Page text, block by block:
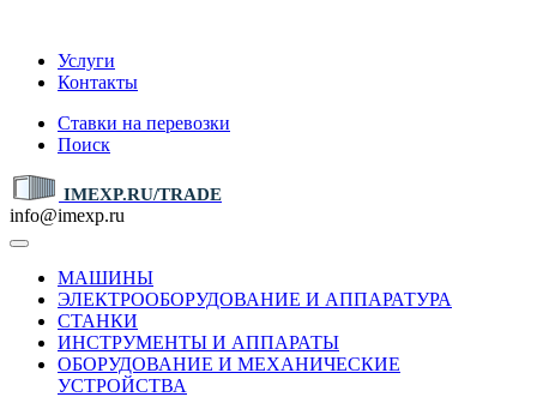
Услуги
Контакты
Ставки на перевозки
Поиск
IMEXP.RU/TRADE
info@imexp.ru
МАШИНЫ
ЭЛЕКТРООБОРУДОВАНИЕ И АППАРАТУРА
СТАНКИ
ИНСТРУМЕНТЫ И АППАРАТЫ
ОБОРУДОВАНИЕ И МЕХАНИЧЕСКИЕ
УСТРОЙСТВА